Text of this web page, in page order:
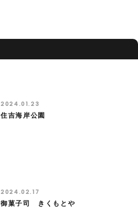
2024.01.23
住吉海岸公園
2024.02.17
御菓子司 きくもとや